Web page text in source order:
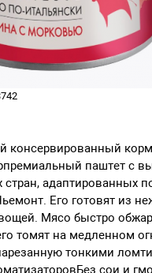
консервированный
паштет с
стран, адаптированных
Его готовят из
Мясо быстро
томят на медленном
тонкими
сои и